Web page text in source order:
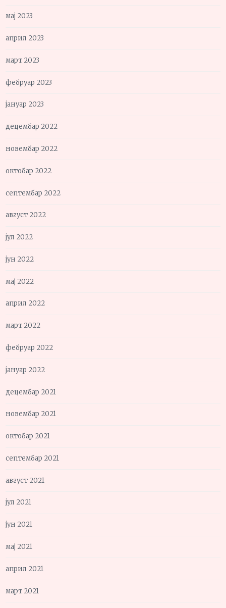
мај 2023
април 2023
март 2023
фебруар 2023
јануар 2023
децембар 2022
новембар 2022
октобар 2022
септембар 2022
август 2022
јул 2022
јун 2022
мај 2022
април 2022
март 2022
фебруар 2022
јануар 2022
децембар 2021
новембар 2021
октобар 2021
септембар 2021
август 2021
јул 2021
јун 2021
мај 2021
април 2021
март 2021